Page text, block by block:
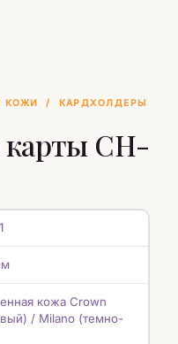
КОЖИ / КАРДХОЛДЕРЫ
карты CH-
кожа Crown
/ Milano (темно-